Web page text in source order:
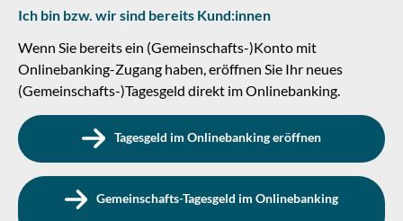
Ich bin bzw. wir sind bereits Kund:innen
Wenn Sie bereits ein (Gemeinschafts-)Konto mit
Onlinebanking-Zugang haben, eröffnen Sie Ihr neues
(Gemeinschafts-)Tagesgeld direkt im Onlinebanking.
Tagesgeld im Onlinebanking eröffnen
Gemeinschafts-Tagesgeld im Onlinebanking